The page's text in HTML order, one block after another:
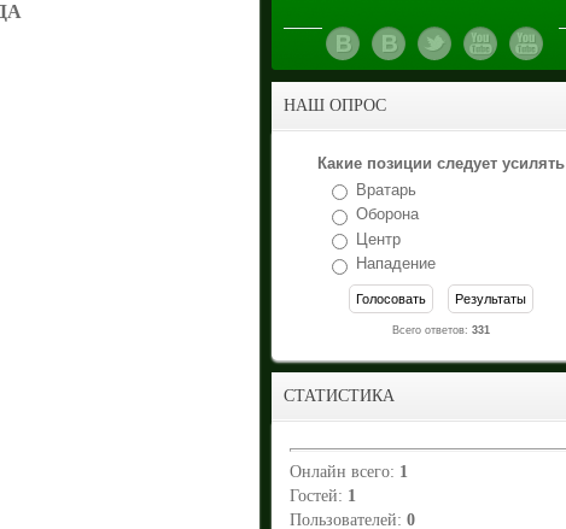
НАШ ОПРОС
Какие позиции следует усилять
Вратарь
Оборона
Центр
Нападение
Всего ответов: 331
СТАТИСТИКА
Онлайн всего: 1
Гостей: 1
Пользователей: 0